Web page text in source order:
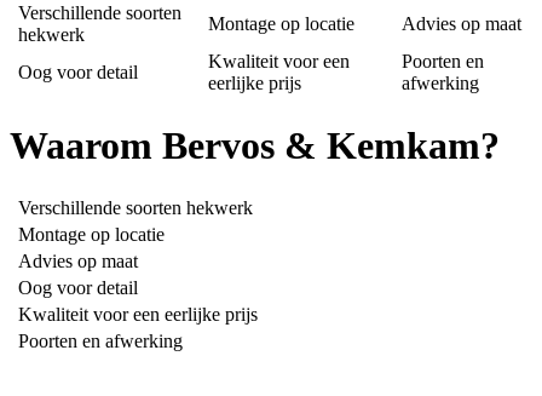
Verschillende soorten
hekwerk
Montage op locatie Advies op maat
Oog voor detail
Kwaliteit voor een
eerlijke prijs
Poorten en
afwerking
Waarom Bervos & Kemkam?
Verschillende soorten hekwerk
Montage op locatie
Advies op maat
Oog voor detail
Kwaliteit voor een eerlijke prijs
Poorten en afwerking